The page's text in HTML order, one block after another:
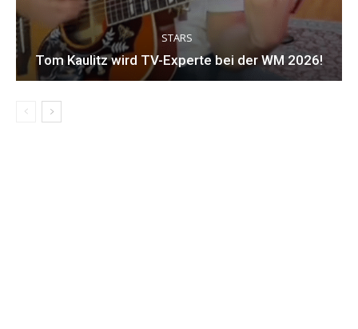
STARS
Tom Kaulitz wird TV-Experte bei der WM 2026!